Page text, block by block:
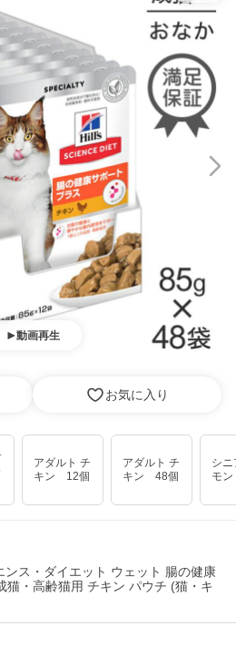
動画再生
お気に入り
アダルト チ
キン 12個
アダルト チ
キン 48個
シニ
モ
ンス・ダイエット ウェット 腸の健康
猫・高齢猫用 チキン パウチ (猫・キ